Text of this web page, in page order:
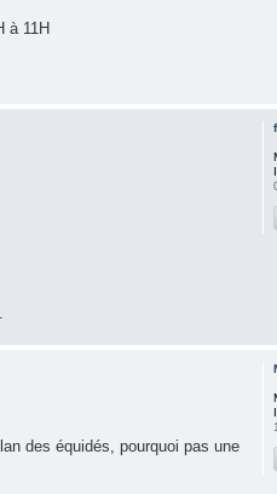
à 11H
des équidés, pourquoi pas une